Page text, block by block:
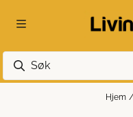
Hjem /